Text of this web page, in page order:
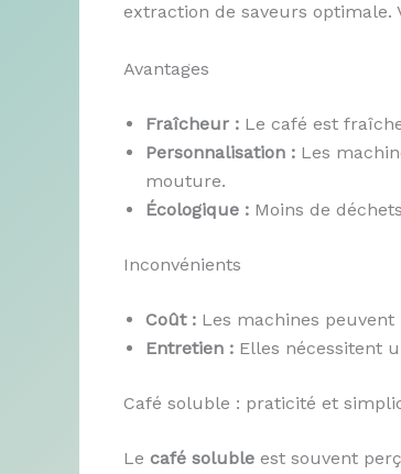
extraction de saveurs optimale.
Avantages
Fraîcheur : Le café est
Personnalisation : Les
mouture.
Écologique : Moins de
Inconvénients
Coût : Les machines
Entretien : Elles nécessitent
Café soluble : praticité et
Le café soluble est souvent